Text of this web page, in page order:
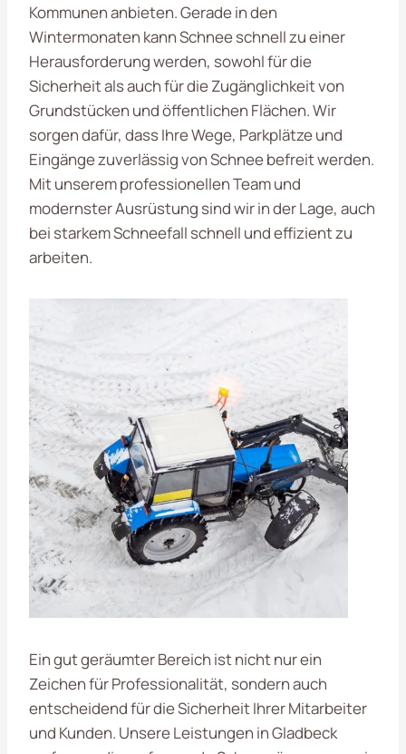
Kommunen anbieten. Gerade in den
Wintermonaten kann Schnee schnell zu einer
Herausforderung werden, sowohl für die
Sicherheit als auch für die Zugänglichkeit von
Grundstücken und öffentlichen Flächen. Wir
sorgen dafür, dass Ihre Wege, Parkplätze und
Eingänge zuverlässig von Schnee befreit werden.
Mit unserem professionellen Team und
modernster Ausrüstung sind wir in der Lage, auch
bei starkem Schneefall schnell und effizient zu
arbeiten.
Ein gut geräumter Bereich ist nicht nur ein
Zeichen für Professionalität, sondern auch
entscheidend für die Sicherheit Ihrer Mitarbeiter
und Kunden. Unsere Leistungen in Gladbeck